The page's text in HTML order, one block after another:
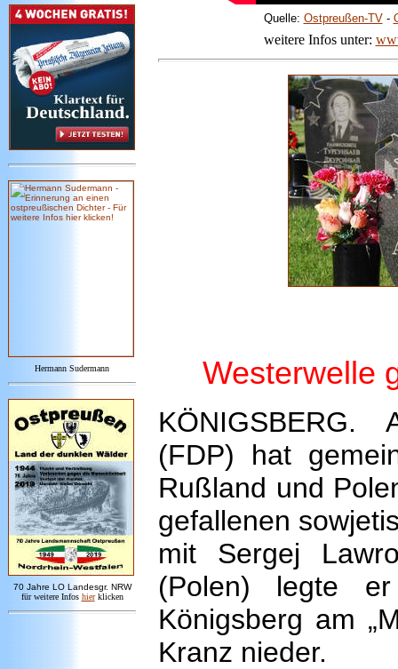
Hermann Sudermann
70 Jahre LO Landesgr. NRW
für weitere Infos hier klicken
Quelle: Ostpreußen-TV -
weitere Infos unter:
Westerwelle
KÖNIGSBERG.
(FDP) hat
Rußland und
gefallenen
mit Sergej
(Polen) legte
Königsberg am
Kranz nieder.